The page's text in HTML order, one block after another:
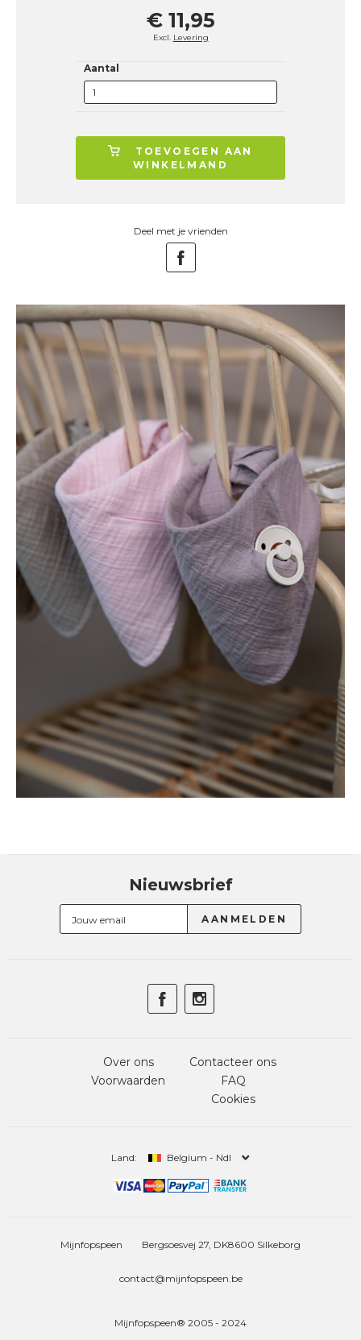
€ 11,95
Excl. Levering
Aantal
TOEVOEGEN AAN
WINKELMAND
Deel met je vrienden
Nieuwsbrief
Over ons
Voorwaarden
Contacteer ons
FAQ
Cookies
Land: Belgium - Ndl
Mijnfopspeen Bergsoesvej 27, DK8600 Silkeborg
contact@mijnfopspeen.be
Mijnfopspeen® 2005 - 2024